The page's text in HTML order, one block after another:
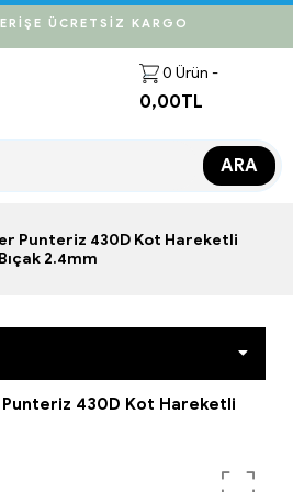
ÜCRETSİZ KARGO
0 Ürün -
0,00TL
ARA
Punteriz 430D Kot Hareketli
Bıçak 2.4mm
430D Kot Hareketli